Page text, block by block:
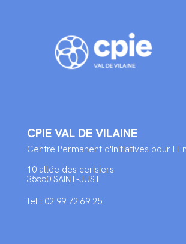
CPIE VAL DE VILAINE
Centre Permanent d'Initiatives pour
10 allée des cerisiers
35550 SAINT-JUST
tel : 02 99 72 69 25